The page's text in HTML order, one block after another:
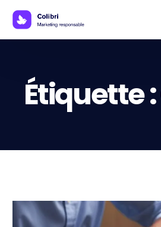
Étiquette :